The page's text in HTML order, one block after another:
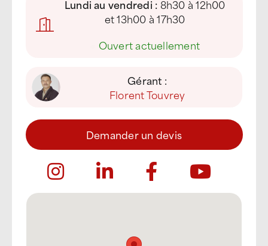
Lundi au vendredi : 8h30 à 12h00
et 13h00 à 17h30
Ouvert actuellement
Gérant :
Florent Touvrey
Demander un devis